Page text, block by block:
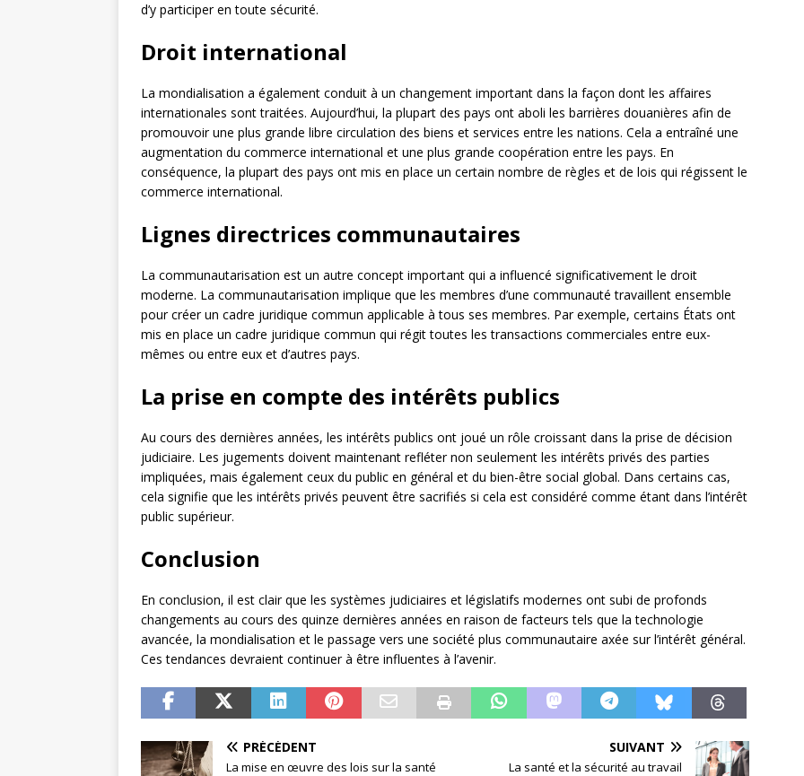
d’y participer en toute sécurité.
Droit international
La mondialisation a également conduit à un changement important dans la façon dont les affaires
internationales sont traitées. Aujourd’hui, la plupart des pays ont aboli les barrières douanières afin de
promouvoir une plus grande libre circulation des biens et services entre les nations. Cela a entraîné une
augmentation du commerce international et une plus grande coopération entre les pays. En
conséquence, la plupart des pays ont mis en place un certain nombre de règles et de lois qui régissent le
commerce international.
Lignes directrices communautaires
La communautarisation est un autre concept important qui a influencé significativement le droit
moderne. La communautarisation implique que les membres d’une communauté travaillent ensemble
pour créer un cadre juridique commun applicable à tous ses membres. Par exemple, certains États ont
mis en place un cadre juridique commun qui régit toutes les transactions commerciales entre eux-
mêmes ou entre eux et d’autres pays.
La prise en compte des intérêts publics
Au cours des dernières années, les intérêts publics ont joué un rôle croissant dans la prise de décision
judiciaire. Les jugements doivent maintenant refléter non seulement les intérêts privés des parties
impliquées, mais également ceux du public en général et du bien-être social global. Dans certains cas,
cela signifie que les intérêts privés peuvent être sacrifiés si cela est considéré comme étant dans l’intérêt
public supérieur.
Conclusion
En conclusion, il est clair que les systèmes judiciaires et législatifs modernes ont subi de profonds
changements au cours des quinze dernières années en raison de facteurs tels que la technologie
avancée, la mondialisation et le passage vers une société plus communautaire axée sur l’intérêt général.
Ces tendances devraient continuer à être influentes à l’avenir.
PRÉCÉDENT
La mise en œuvre des lois sur la santé
SUIVANT
La santé et la sécurité au travail